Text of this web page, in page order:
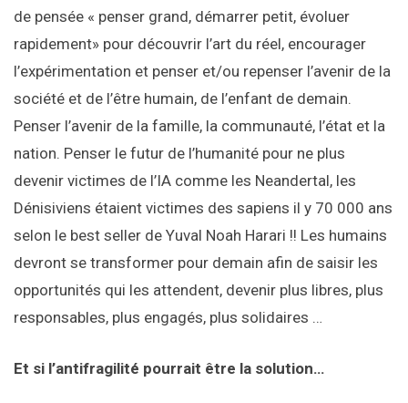
de pensée « penser grand, démarrer petit, évoluer
rapidement» pour découvrir l’art du réel, encourager
l’expérimentation et penser et/ou repenser l’avenir de la
société et de l’être humain, de l’enfant de demain.
Penser l’avenir de la famille, la communauté, l’état et la
nation. Penser le futur de l’humanité pour ne plus
devenir victimes de l’IA comme les Neandertal, les
Dénisiviens étaient victimes des sapiens il y 70 000 ans
selon le best seller de Yuval Noah Harari !! Les humains
devront se transformer pour demain afin de saisir les
opportunités qui les attendent, devenir plus libres, plus
responsables, plus engagés, plus solidaires …
Et si l’antifragilité pourrait être la solution…